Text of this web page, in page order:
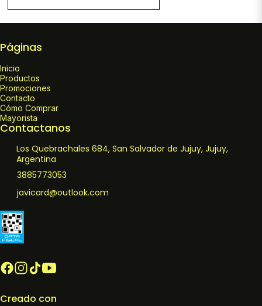
Páginas
Inicio
Productos
Promociones
Contacto
Cómo Comprar
Mayorista
Contactanos
Los Quebrachales 684, San Salvador de Jujuy, Jujuy,
Argentina
3885773053
javicard@outlook.com
Creado con